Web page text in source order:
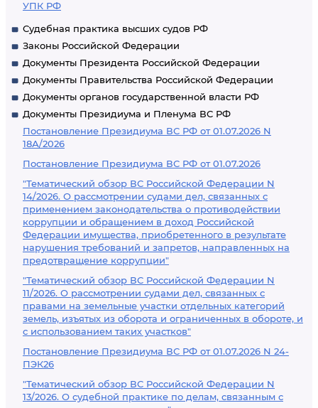
УПК РФ
Судебная практика высших судов РФ
Законы Российской Федерации
Документы Президента Российской Федерации
Документы Правительства Российской Федерации
Документы органов государственной власти РФ
Документы Президиума и Пленума ВС РФ
Постановление Президиума ВС РФ от 01.07.2026 N
18А/2026
Постановление Президиума ВС РФ от 01.07.2026
"Тематический обзор ВС Российской Федерации N
14/2026. О рассмотрении судами дел, связанных с
применением законодательства о противодействии
коррупции и обращением в доход Российской
Федерации имущества, приобретенного в результате
нарушения требований и запретов, направленных на
предотвращение коррупции"
"Тематический обзор ВС Российской Федерации N
11/2026. О рассмотрении судами дел, связанных с
правами на земельные участки отдельных категорий
земель, изъятых из оборота и ограниченных в обороте, и
с использованием таких участков"
Постановление Президиума ВС РФ от 01.07.2026 N 24-
ПЭК26
"Тематический обзор ВС Российской Федерации N
13/2026. О судебной практике по делам, связанным с